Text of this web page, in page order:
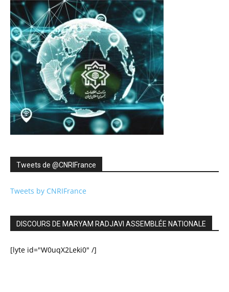
Tweets de ‎@CNRIFrance
Tweets by CNRIFrance
DISCOURS DE MARYAM RADJAVI ASSEMBLÉE NATIONALE
[lyte id="W0uqX2Leki0" /]